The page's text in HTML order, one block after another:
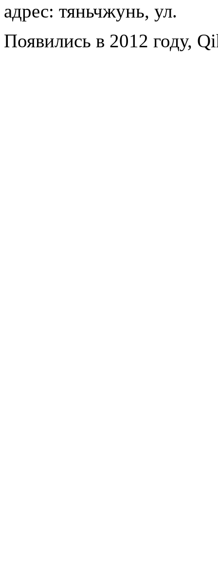
адрес: тяньчжунь, ул.
Появились в 2012 году,